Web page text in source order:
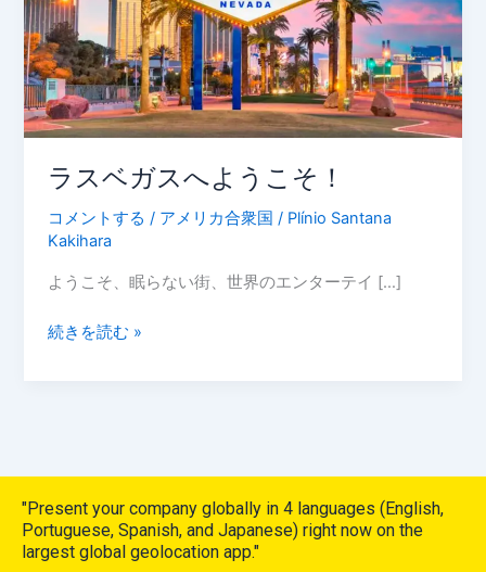
ラスベガスへようこそ！
コメントする / アメリカ合衆国 / Plínio Santana
Kakihara
ようこそ、眠らない街、世界のエンターテイ […]
よ
う
こ
そ！
続きを読む »
"Present your company globally in 4 languages (English,
Portuguese, Spanish, and Japanese) right now on the
largest global geolocation app."